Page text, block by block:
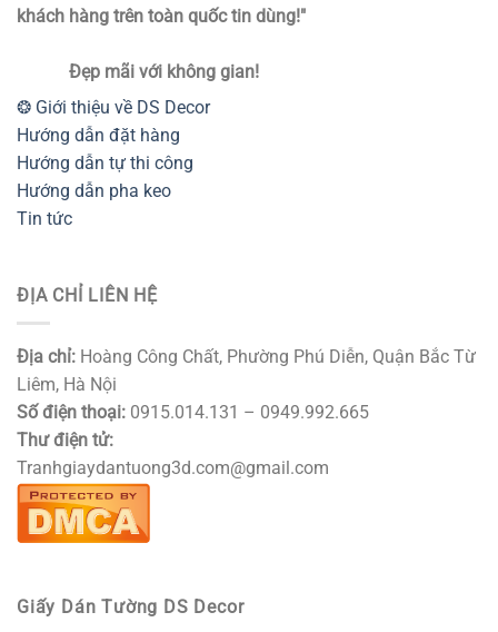
khách hàng trên toàn quốc tin dùng!"
Đẹp mãi với không gian!
❂ Giới thiệu về DS Decor
Hướng dẫn đặt hàng
Hướng dẫn tự thi công
Hướng dẫn pha keo
Tin tức
ĐỊA CHỈ LIÊN HỆ
Địa chỉ: Hoàng Công Chất, Phường Phú Diễn, Quận Bắc Từ
Liêm, Hà Nội
Số điện thoại: 0915.014.131 – 0949.992.665
Thư điện tử:
Tranhgiaydantuong3d.com@gmail.com
Giấy Dán Tường DS Decor